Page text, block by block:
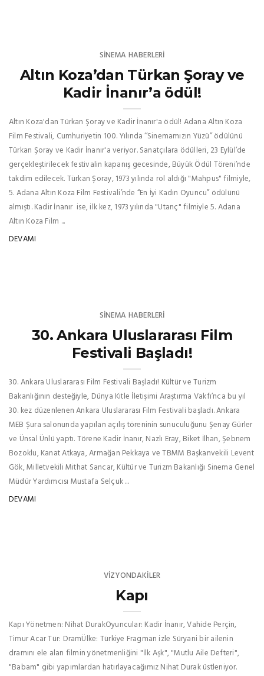
SINEMA HABERLERI
Altın Koza’dan Türkan Şoray ve
Kadir İnanır’a ödül!
Altın Koza'dan Türkan Şoray ve Kadir İnanır'a ödül! Adana Altın Koza
Film Festivali, Cumhuriyetin 100. Yılında ‘’Sinemamızın Yüzü’’ ödülünü
Türkan Şoray ve Kadir İnanır'a veriyor. Sanatçılara ödülleri, 23 Eylül’de
gerçekleştirilecek festivalin kapanış gecesinde, Büyük Ödül Töreni’nde
takdim edilecek. Türkan Şoray, 1973 yılında rol aldığı "Mahpus" filmiyle,
5. Adana Altın Koza Film Festivali’nde “En İyi Kadın Oyuncu” ödülünü
almıştı. Kadir İnanır ise, ilk kez, 1973 yılında "Utanç" filmiyle 5. Adana
Altın Koza Film ...
DEVAMI
SINEMA HABERLERI
30. Ankara Uluslararası Film
Festivali Başladı!
30. Ankara Uluslararası Film Festivali Başladı! Kültür ve Turizm
Bakanlığının desteğiyle, Dünya Kitle İletişimi Araştırma Vakfı’nca bu yıl
30. kez düzenlenen Ankara Uluslararası Film Festivali başladı. Ankara
MEB Şura salonunda yapılan açılış töreninin sunuculuğunu Şenay Gürler
ve Ünsal Ünlü yaptı. Törene Kadir İnanır, Nazlı Eray, Biket İlhan, Şebnem
Bozoklu, Kanat Atkaya, Armağan Pekkaya ve TBMM Başkanvekili Levent
Gök, Milletvekili Mithat Sancar, Kültür ve Turizm Bakanlığı Sinema Genel
Müdür Yardımcısı Mustafa Selçuk ...
DEVAMI
VIZYONDAKILER
Kapı
Kapı Yönetmen: Nihat DurakOyuncular: Kadir İnanır, Vahide Perçin,
Timur Acar Tür: DramÜlke: Türkiye Fragman izle Süryani bir ailenin
dramını ele alan filmin yönetmenliğini "İlk Aşk", "Mutlu Aile Defteri",
"Babam" gibi yapımlardan hatırlayacağımız Nihat Durak üstleniyor.